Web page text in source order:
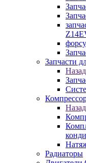
Запчасти
Назад
Назад
Радиаторы